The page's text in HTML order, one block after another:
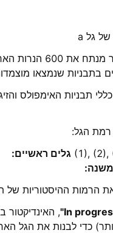
לצורך חיפוש
בתבניות שנמצאו
תבניות האימפולס
רמת הגל:
גלים ראשיים: (1), (2),
משנה:
הרמות ההיסטוריות
, האינדיקטור
כדי לבנות את הגל